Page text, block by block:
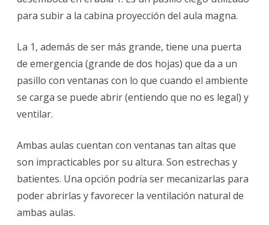
para subir a la cabina proyección del aula magna.
La 1, además de ser más grande, tiene una puerta
de emergencia (grande de dos hojas) que da a un
pasillo con ventanas con lo que cuando el ambiente
se carga se puede abrir (entiendo que no es legal) y
ventilar.
Ambas aulas cuentan con ventanas tan altas que
son impracticables por su altura. Son estrechas y
batientes. Una opción podría ser mecanizarlas para
poder abrirlas y favorecer la ventilación natural de
ambas aulas.